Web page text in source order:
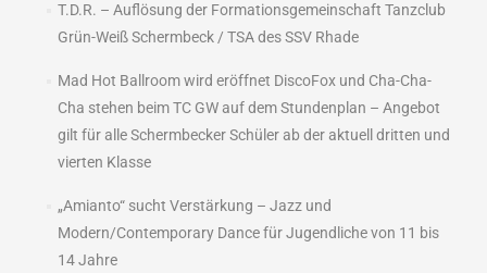
T.D.R. – Auflösung der Formationsgemeinschaft Tanzclub
Grün-Weiß Schermbeck / TSA des SSV Rhade
Mad Hot Ballroom wird eröffnet DiscoFox und Cha-Cha-
Cha stehen beim TC GW auf dem Stundenplan – Angebot
gilt für alle Schermbecker Schüler ab der aktuell dritten und
vierten Klasse
„Amianto“ sucht Verstärkung – Jazz und
Modern/Contemporary Dance für Jugendliche von 11 bis
14 Jahre